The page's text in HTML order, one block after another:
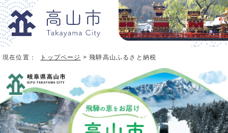
現在位置： トップページ > 飛騨高山ふるさと納税